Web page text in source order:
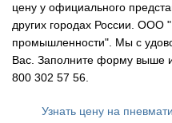
цену у официального
других городах России. ООО
промышленности". Мы с
Вас. Заполните форму выше
800 302 57 56.
Узнать цену на